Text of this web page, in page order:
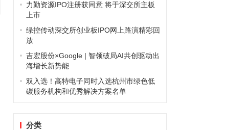
力勤资源IPO注册获同意 将于深交所主板
上市
绿控传动深交所创业板IPO网上路演精彩回
放
吉宏股份×Google | 智领破局AI共创驱动出
海增长新势能
双入选！高特电子同时入选杭州市绿色低
碳服务机构和优秀解决方案名单
分类